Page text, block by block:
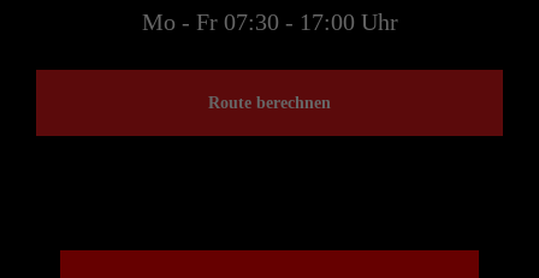
Mo - Fr 07:30 - 17:00 Uhr
Route berechnen